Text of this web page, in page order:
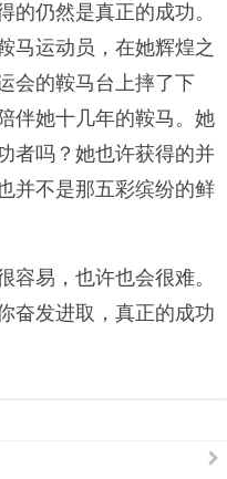
的仍然是真正的成功。
马运动员，在她辉煌之
会的鞍马台上摔了下
伴她十几年的鞍马。她
者吗？她也许获得的并
并不是那五彩缤纷的鲜
容易，也许也会很难。
奋发进取，真正的成功